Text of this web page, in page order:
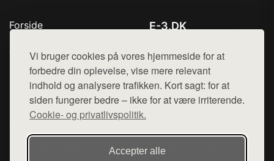
Vi bruger cookies på vores hjemmeside for at
forbedre din oplevelse, vise mere relevant
indhold og analysere trafikken. Kort sagt: for at
siden fungerer bedre – ikke for at være irriterende.
Cookie- og privatlivspolitik.
Accepter alle
Forside
Top Rabatter
Kontakt
E-3.DK
Mail: hej@want.dk
Cookie- og privatlivspolitik
Denne side er en del af want.dk, der udgiver en række